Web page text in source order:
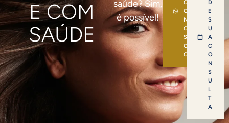
E COM
SAÚDE
saúde? Sim,
é possível!
C
O
N
O
S
C
O
D
E
S
U
A
C
O
N
S
U
L
T
A